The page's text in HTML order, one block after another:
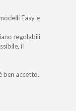
Easy e
regolabili
il
ben accetto.